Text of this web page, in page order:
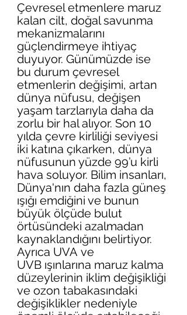
Çevresel etmenlere maruz
kalan cilt, doğal savunma
mekanizmalarını
güçlendirmeye ihtiyaç
duyuyor. Günümüzde ise
bu durum çevresel
etmenlerin değişimi, artan
dünya nüfusu, değişen
yaşam tarzlarıyla daha da
zorlu bir hal alıyor. Son 10
yılda çevre kirliliği seviyesi
iki katına çıkarken, dünya
nüfusunun yüzde 99’u kirli
hava soluyor. Bilim insanları,
Dünya'nın daha fazla güneş
ışığı emdiğini ve bunun
büyük ölçüde bulut
örtüsündeki azalmadan
kaynaklandığını belirtiyor. ​
Ayrıca UVA ve
UVB ışınlarına maruz kalma
düzeylerinin iklim değişikliği
ve ozon tabakasındaki
değişiklikler nedeniyle